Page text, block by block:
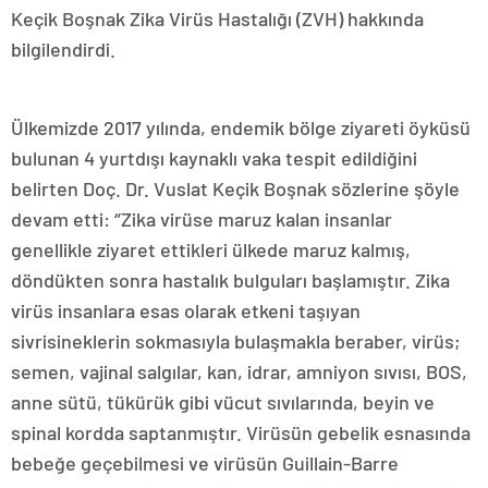
Keçik Boşnak Zika Virüs Hastalığı (ZVH) hakkında
bilgilendirdi.
Ülkemizde 2017 yılında, endemik bölge ziyareti öyküsü
bulunan 4 yurtdışı kaynaklı vaka tespit edildiğini
belirten Doç. Dr. Vuslat Keçik Boşnak sözlerine şöyle
devam etti: ‘’Zika virüse maruz kalan insanlar
genellikle ziyaret ettikleri ülkede maruz kalmış,
döndükten sonra hastalık bulguları başlamıştır. Zika
virüs insanlara esas olarak etkeni taşıyan
sivrisineklerin sokmasıyla bulaşmakla beraber, virüs;
semen, vajinal salgılar, kan, idrar, amniyon sıvısı, BOS,
anne sütü, tükürük gibi vücut sıvılarında, beyin ve
spinal kordda saptanmıştır. Virüsün gebelik esnasında
bebeğe geçebilmesi ve virüsün Guillain-Barre